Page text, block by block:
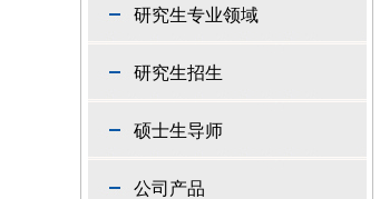
研究生专业领域
研究生招生
硕士生导师
公司产品